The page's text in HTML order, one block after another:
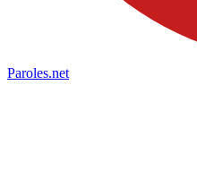
Paroles.net